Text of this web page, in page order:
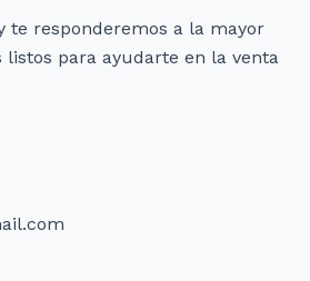
te responderemos a la mayor
listos para ayudarte en la venta